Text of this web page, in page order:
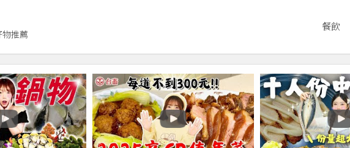
物推薦
餐飲